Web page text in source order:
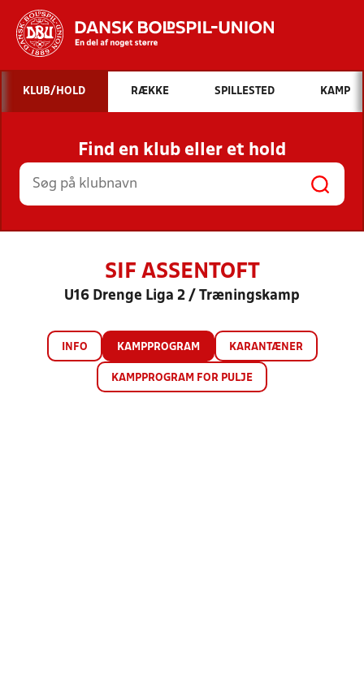
Hvad vil du søge efter?
INDHOLD OG NYHEDER
STILLINGER, RESULTATER, KLUBBER OG
HOLD
KLUB/HOLD RÆKKE SPILLESTED KAMP
Find en klub eller et hold
SIF ASSENTOFT
U16 Drenge Liga 2 / Træningskamp
INFO KAMPPROGRAM KARANTÆNER
KAMPPROGRAM FOR PULJE